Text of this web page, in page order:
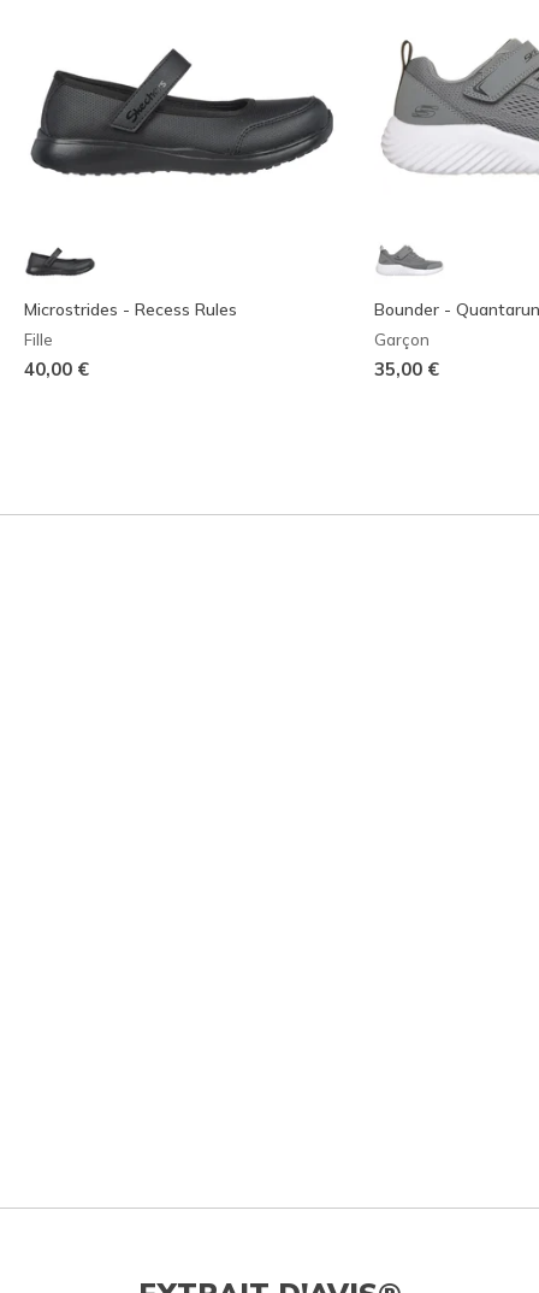
Microstrides - Recess Rules
Fille
40,00 €
Bounder - Quantarun
Garçon
35,00 €